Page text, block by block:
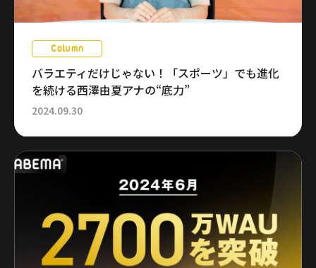
Column
バラエティだけじゃない！「スポーツ」でも進化
を続ける西澤由夏アナの“底力”
2024.09.30